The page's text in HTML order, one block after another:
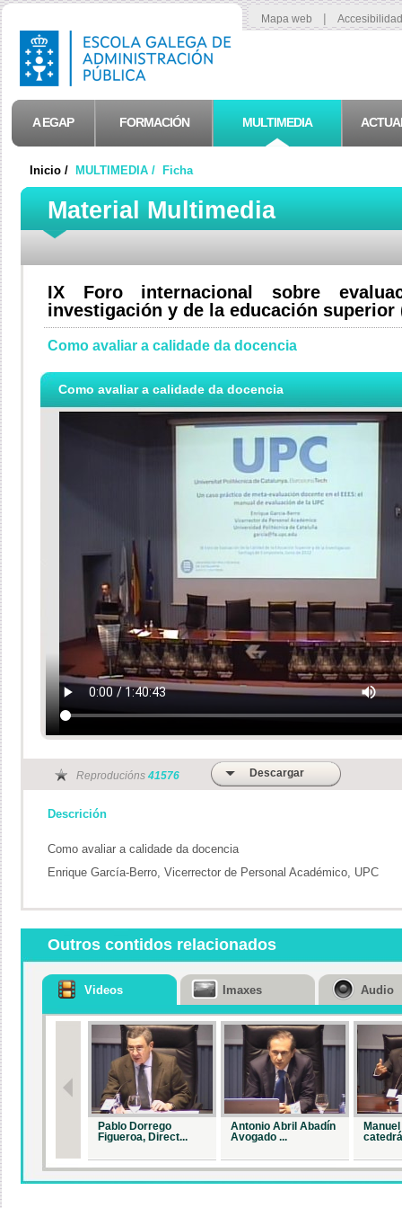
Mapa web |
A EGAP FORMACIÓN MULTIMEDIA
Inicio / MULTIMEDIA / Ficha
Material Multimedia
IX Foro internacional sobre
investigación y de la educación superior
Como avaliar a calidade da docencia
Como avaliar a calidade da docencia
Reproducións 41576 Descargar
Descrición
Como avaliar a calidade da docencia
Enrique García-Berro, Vicerrector de Personal Académico, UPC
Outros contidos relacionados
Videos
Pablo Dorrego
Figueroa, Direct...
Antonio Abril Abadín
Avogado ...
Imaxes Audio